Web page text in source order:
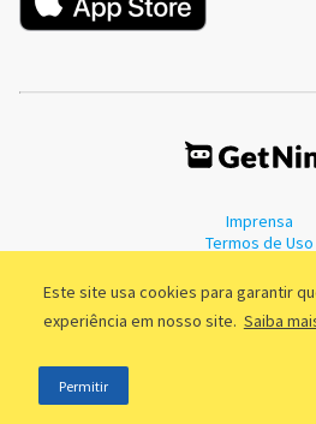
Este site usa cookies para garantir
experiência em nosso site. Saiba
Permitir
Imprensa
Termos de Uso
©2011 - 2026, GetNinjas LTDA. CNPJ
Fernandes Coelho, 85 - 3º andar -